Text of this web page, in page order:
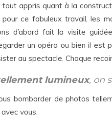
tout appris quant à la
ce fabuleux travail, les
d’abord fait la visite
un opéra ou bien il est
au spectacle. Chaque
lumineux, on
bombarder de photos
vous.